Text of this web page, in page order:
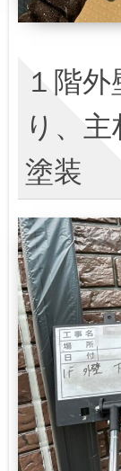
１階
り、
塗装